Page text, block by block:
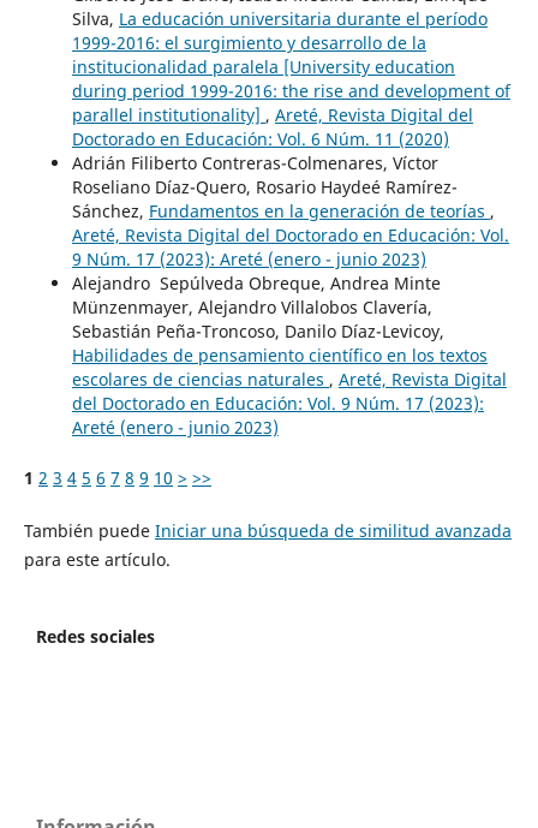
Silva, La educación universitaria durante el período
1999-2016: el surgimiento y desarrollo de la
institucionalidad paralela [University education
during period 1999-2016: the rise and development of
parallel institutionality] , Areté, Revista Digital del
Doctorado en Educación: Vol. 6 Núm. 11 (2020)
Adrián Filiberto Contreras-Colmenares, Víctor
Roseliano Díaz-Quero, Rosario Haydeé Ramírez-
Sánchez, Fundamentos en la generación de teorías ,
Areté, Revista Digital del Doctorado en Educación: Vol.
9 Núm. 17 (2023): Areté (enero - junio 2023)
Alejandro Sepúlveda Obreque, Andrea Minte
Münzenmayer, Alejandro Villalobos Clavería,
Sebastián Peña-Troncoso, Danilo Díaz-Levicoy,
Habilidades de pensamiento científico en los textos
escolares de ciencias naturales , Areté, Revista Digital
del Doctorado en Educación: Vol. 9 Núm. 17 (2023):
Areté (enero - junio 2023)
1 2 3 4 5 6 7 8 9 10 > >>
También puede Iniciar una búsqueda de similitud avanzada
para este artículo.
Redes sociales